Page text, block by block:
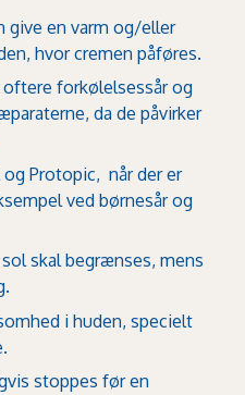
give en varm og/eller
hvor cremen påføres.
forkølelsessår og
da de påvirker
og Protopic, når der er
ved børnesår og
skal begrænses, mens
i huden, specielt
stoppes før en